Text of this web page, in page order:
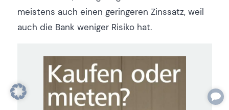
meistens auch einen geringeren Zinssatz, weil
auch die Bank weniger Risiko hat.